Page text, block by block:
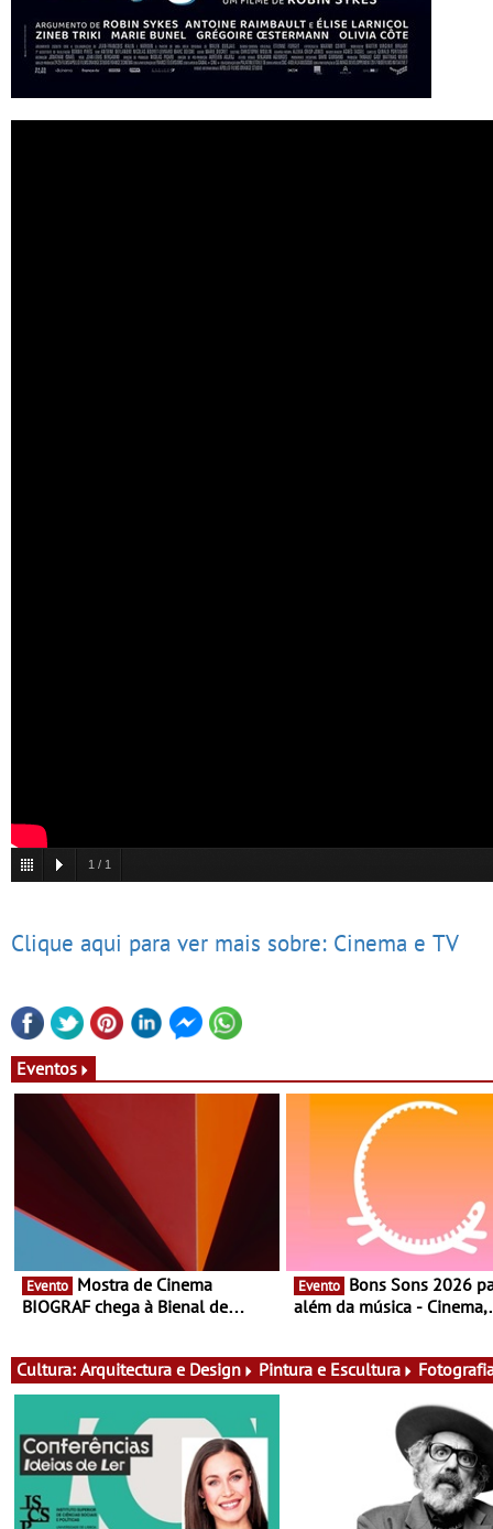
1 / 1
Clique aqui para ver mais sobre: Cinema e TV
Eventos
Evento
BIOGRAF chega à Bienal de
práticas artísticas
Evento
além da música - Cinema,
muito mais
Cultura: Arquitectura e Design Pintura e Escultura